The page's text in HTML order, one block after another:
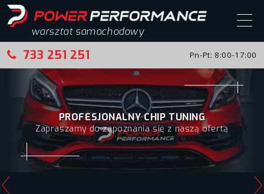
warsztat samochodowy
733 251 251 Pn-Pt: 8:00-17:00
Start
Chip tuning
Chip tuning – realizacje
Alfa Romeo
DIAGNOSTYKA KOMPUTEROWA
Regeneracja oraz usuwanie/wyłączenie
DPF/FAP/EGR